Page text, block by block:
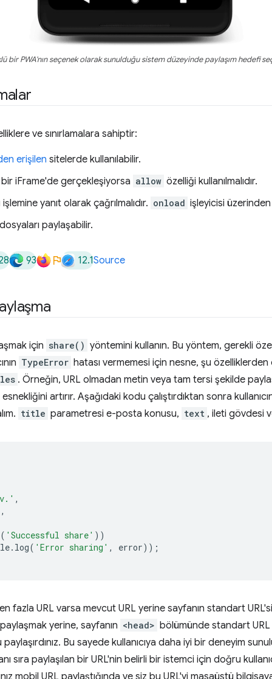
bir PWA'nın seçenek olarak sunulduğu sistem düzeyinde paylaşım hedefi
ve sınırlamalara sahiptir:
erişilen sitelerde kullanılabilir.
iFrame'de gerçekleşiyorsa allow özelliği kullanılmalıdır.
yanıt olarak çağrılmalıdır. onload işleyicisi
paylaşabilir.
93 12.1Source
için share() yöntemini kullanın. Bu yöntem, gerekli
TypeError hatası vermemesi için nesne, şu
. Örneğin, URL olmadan metin veya tam tersi şekilde
esnekliğini artırır. Aşağıdaki kodu çalıştırdıktan sonra
title parametresi e-posta konusu, text , ileti gövdesi
,
,
( 'Successful share' ))
. log( 'Error sharing' , error));
fazla URL varsa mevcut URL yerine sayfanın standart
yerine, sayfanın <head> bölümünde standart URL
Bu sayede kullanıcıya daha iyi bir deneyim
sıra paylaşılan bir URL'nin belirli bir istemci için doğru
mobil URL paylaştığında ve siz bu URL'yi masaüstü